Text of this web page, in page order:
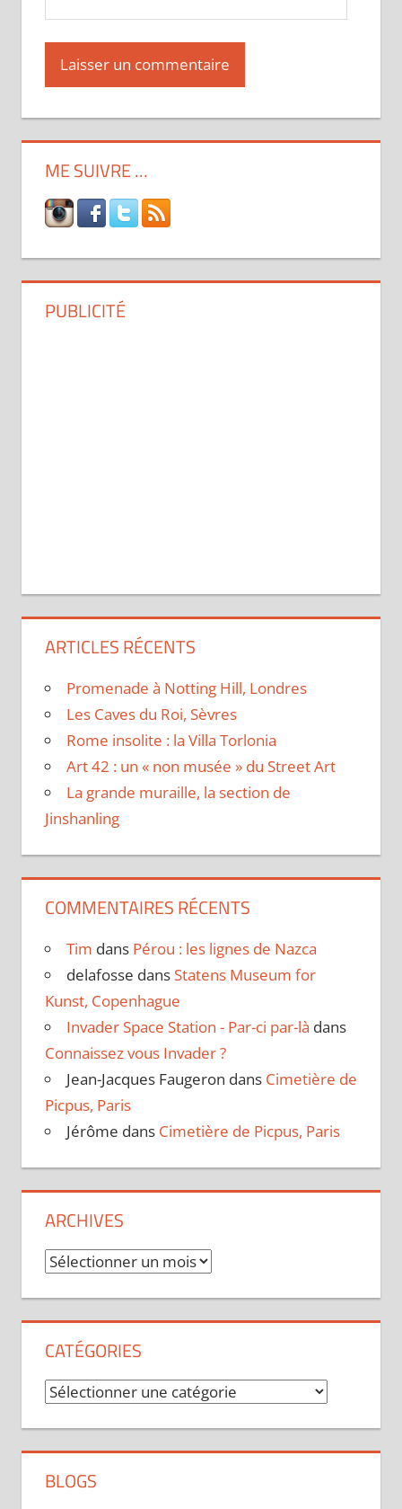
ME SUIVRE …
PUBLICITÉ
ARTICLES RÉCENTS
Promenade à Notting Hill, Londres
Les Caves du Roi, Sèvres
Rome insolite : la Villa Torlonia
Art 42 : un « non musée » du Street Art
La grande muraille, la section de
Jinshanling
COMMENTAIRES RÉCENTS
Tim dans Pérou : les lignes de Nazca
delafosse dans Statens Museum for
Kunst, Copenhague
Invader Space Station - Par-ci par-là dans
Connaissez vous Invader ?
Jean-Jacques Faugeron dans Cimetière de
Picpus, Paris
Jérôme dans Cimetière de Picpus, Paris
ARCHIVES
Archives
CATÉGORIES
Catégories
BLOGS